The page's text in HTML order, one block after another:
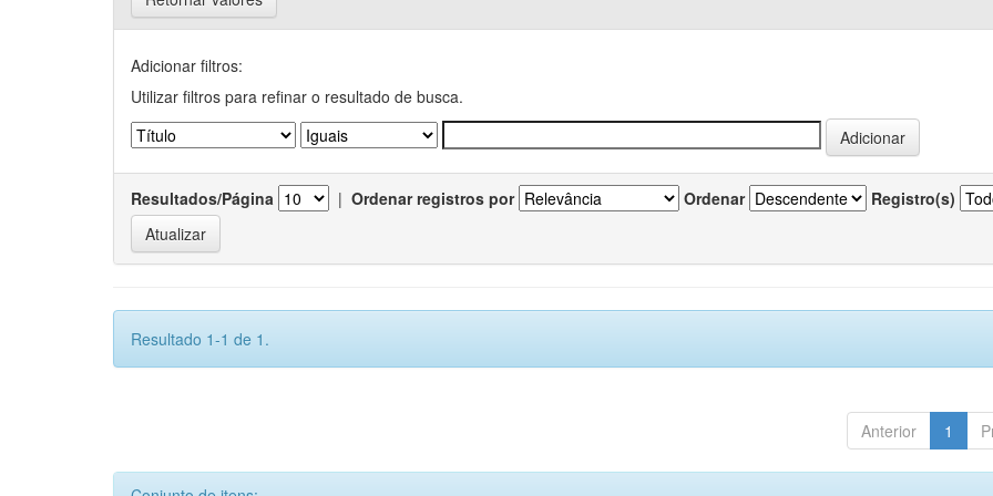
Adicionar filtros:
Utilizar filtros para refinar o resultado de busca.
Resultados/Página | Ordenar registros por Ordenar Registro(s)
Resultado 1-1 de 1.
Anterior 1